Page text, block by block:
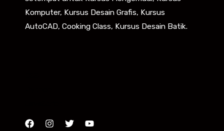
Komputer, Kursus Desain Grafis, Kursus
AutoCAD, Cooking Class, Kursus Desain Batik.